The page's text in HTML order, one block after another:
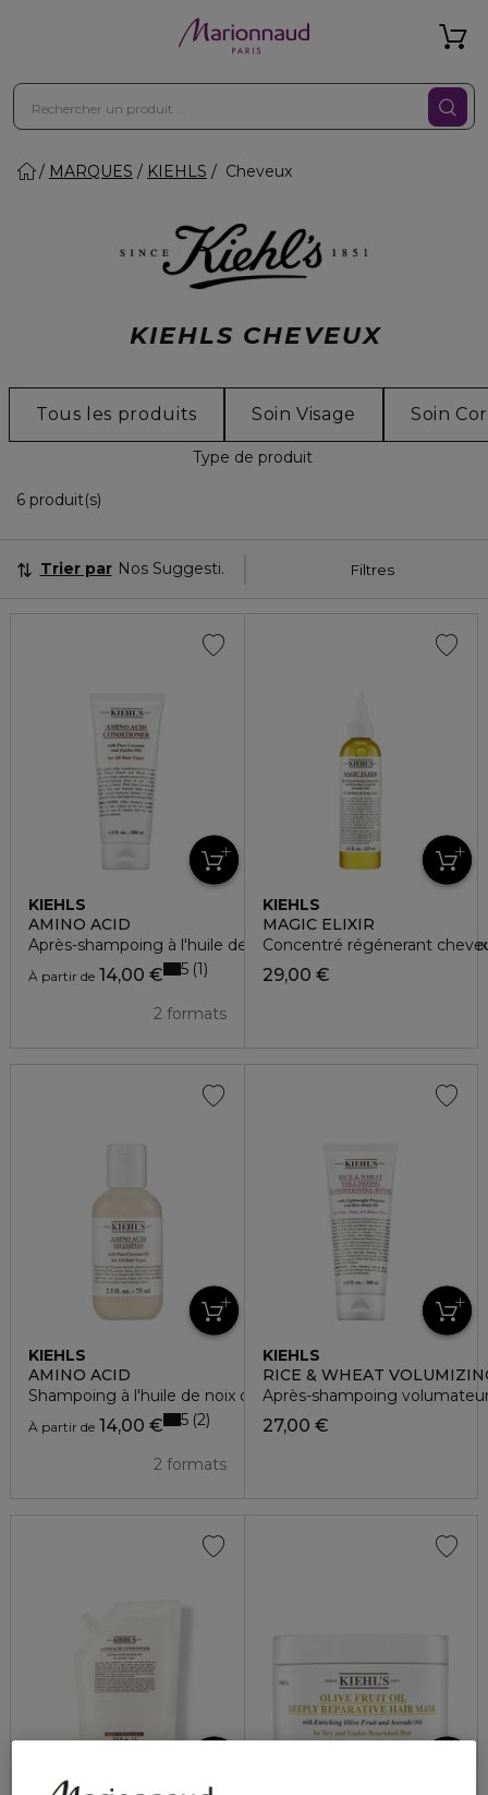
MARQUES KIEHLS Cheveux
KIEHLS CHEVEUX
Tous les produits Soin Visage Soin
Type de produit
6 produit(s)
Filtres
Trier par Nos Suggestions
KIEHLS
AMINO ACID
Après-shampoing à l'huile de noix de coco cheveux normaux
À partir de 14,00 €
2 formats
5 1
KIEHLS
MAGIC ELIXIR
Concentré régénerant
29,00 €
KIEHLS
AMINO ACID
Shampoing à l'huile de noix de coco cheveux normaux
À partir de 14,00 €
2 formats
5 2
KIEHLS
RICE & WHEAT
Après-shampoing
27,00 €